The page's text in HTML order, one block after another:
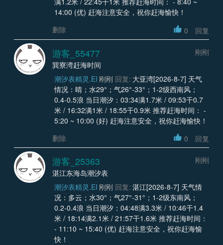
14:00 (优) 赶海注意安全，祝你赶海愉快！
删除
0 回复
游客_55477
刚刚
巽寮湾赶海时间
潮汐表精灵.EI 刚刚 回复: 大亚湾[2026-8-7] 天气
情况：晴；水29°；气26°-33°；1-2级西南风；
0.4-0.5浪 当日潮汐：03:34满1.7米 / 09:53干0.7
米 / 16:32满1米 / 18:55干0.9米 推荐赶海时间： -
5:20 ~ 10:00 (好) 赶海注意安全，祝你赶海愉快！
删除
0 回复
游客_25363
刚刚
湛江东海岛潮汐表
潮汐表精灵.EI 刚刚 回复: 湛江[2026-8-7] 天气情
况：多云；水30°；气27°-31°；1-2级东南风；
0.2-0.4浪 当日潮汐：04:48满3.3米 / 10:46干1.4
米 / 18:14满2.1米 / 21:57干1.6米 推荐赶海时间：
- 11:10 ~ 15:40 (优) 赶海注意安全，祝你赶海愉
快！